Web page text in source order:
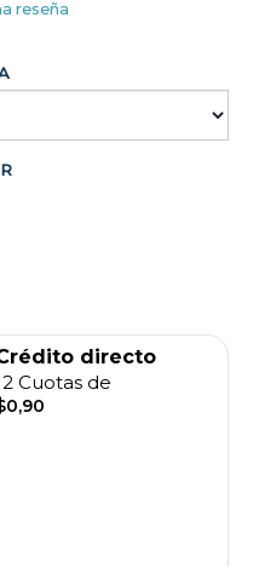
reseña
directo
Cuotas de